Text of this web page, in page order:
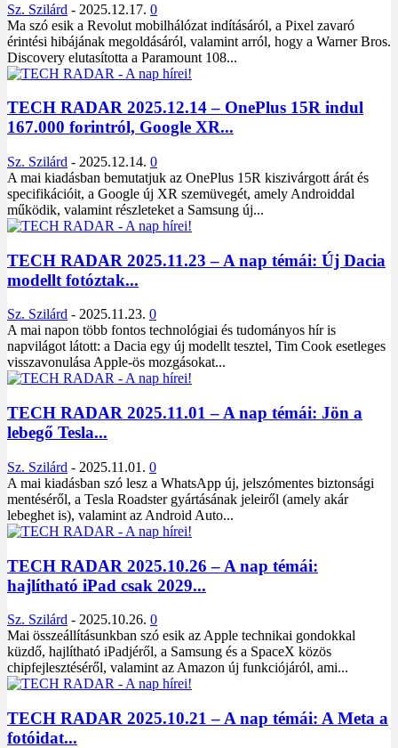
Sz. Szilárd - 2025.12.17. 0
Ma szó esik a Revolut mobilhálózat indításáról, a Pixel zavaró
érintési hibájának megoldásáról, valamint arról, hogy a Warner Bros.
Discovery elutasította a Paramount 108...
TECH RADAR 2025.12.14 – OnePlus 15R indul
167.000 forintról, Google XR...
Sz. Szilárd - 2025.12.14. 0
A mai kiadásban bemutatjuk az OnePlus 15R kiszivárgott árát és
specifikációit, a Google új XR szemüvegét, amely Androiddal
működik, valamint részleteket a Samsung új...
TECH RADAR 2025.11.23 – A nap témái: Új Dacia
modellt fotóztak...
Sz. Szilárd - 2025.11.23. 0
A mai napon több fontos technológiai és tudományos hír is
napvilágot látott: a Dacia egy új modellt tesztel, Tim Cook esetleges
visszavonulása Apple-ös mozgásokat...
TECH RADAR 2025.11.01 – A nap témái: Jön a
lebegő Tesla...
Sz. Szilárd - 2025.11.01. 0
A mai kiadásban szó lesz a WhatsApp új, jelszómentes biztonsági
mentéséről, a Tesla Roadster gyártásának jeleiről (amely akár
lebeghet is), valamint az Android Auto...
TECH RADAR 2025.10.26 – A nap témái:
hajlítható iPad csak 2029...
Sz. Szilárd - 2025.10.26. 0
Mai összeállításunkban szó esik az Apple technikai gondokkal
küzdő, hajlítható iPadjéről, a Samsung és a SpaceX közös
chipfejlesztéséről, valamint az Amazon új funkciójáról, ami...
TECH RADAR 2025.10.21 – A nap témái: A Meta a
fotóidat...